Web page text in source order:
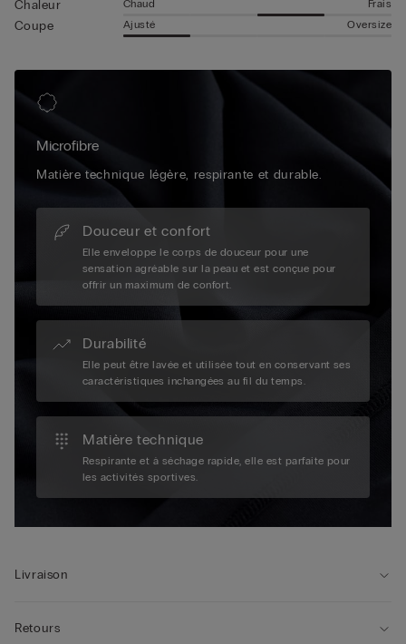
Chaleur Chaud Frais
Coupe Ajusté Oversize
Microfibre
Matière technique légère, respirante et durable.
Douceur et confort
Elle enveloppe le corps de douceur pour une
sensation agréable sur la peau et est conçue pour
offrir un maximum de confort.
Durabilité
Elle peut être lavée et utilisée tout en conservant ses
caractéristiques inchangées au fil du temps.
Matière technique
Respirante et à séchage rapide, elle est parfaite pour
les activités sportives.
Livraison
Retours